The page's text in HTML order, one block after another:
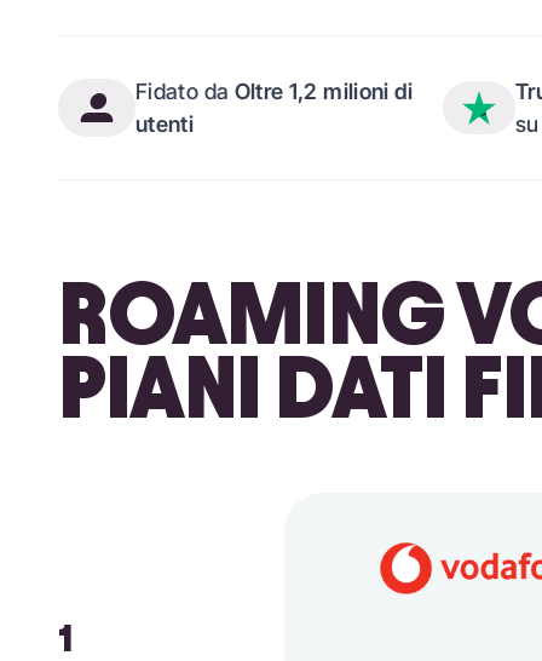
Fidato da Oltre 1,2 milioni di
utenti
ROAMING
PIANI DATI
1